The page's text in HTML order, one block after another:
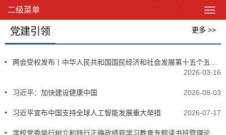
二级菜单
党建引领 更多 >>
2026-03-16
习近平：加快建设健康中国 2026-08-03
习近平宣布中国支持全球人工智能发展重大举措 2026-07-17